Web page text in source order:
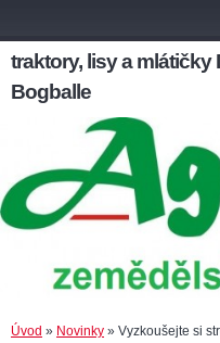
traktory, lisy a mlátičky
Bogballe
Úvod » Novinky » Vyzkoušejte si